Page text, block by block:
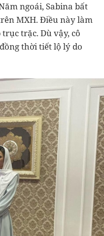
ngoái, Sabina bất
MXH. Điều này làm
trặc. Dù vậy, cô
thời tiết lộ lý do